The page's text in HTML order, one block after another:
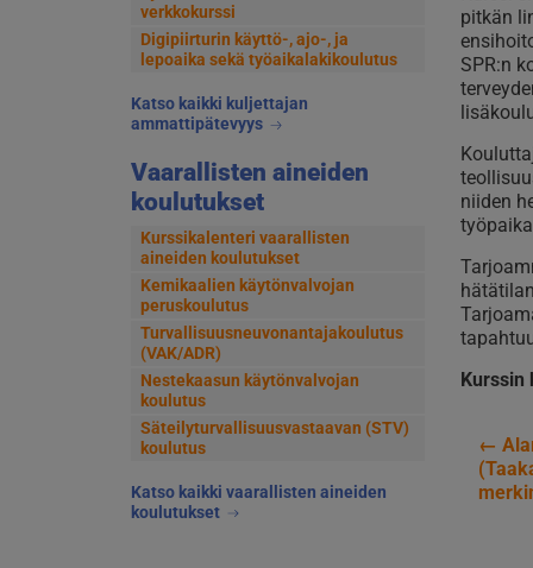
verkkokurssi
Digipiirturin käyttö-, ajo-, ja
lepoaika sekä työaikalakikoulutus
Katso kaikki kuljettajan
ammattipätevyys
Vaarallisten aineiden
koulutukset
Kurssikalenteri vaarallisten
aineiden koulutukset
Kemikaalien käytönvalvojan
peruskoulutus
Turvallisuusneuvonantajakoulutus
(VAK/ADR)
Nestekaasun käytönvalvojan
koulutus
Säteilyturvallisuusvastaavan (STV)
koulutus
Katso kaikki vaarallisten aineiden
koulutukset
pitkän
SPR:n
niiden
Kurssin
←